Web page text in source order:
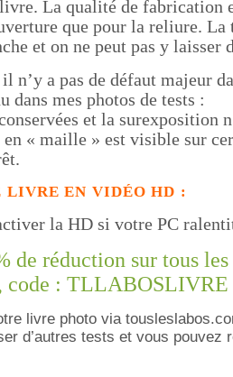
La qualité de fabrication
que pour la reliure. La
et on ne peut pas y laisser
n’y a pas de défaut majeur
dans mes photos de tests :
et la surexposition
« maille » est visible sur
LIVRE EN VIDÉO HD :
la HD si votre PC
de réduction sur tous
code : TLLABOSLIVRE
livre photo via
d’autres tests et vous pouvez